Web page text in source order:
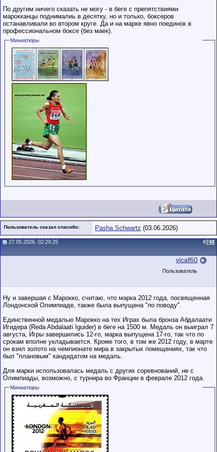
По другим ничего сказать не могу - в беге с препятствиями
марокканцы поднималиь в десятку, но и только, боксеров
останавливали во втором круге. Да и на марке явно поединок в
профессиональном боксе (без маек).
Миниатюры
Пользователь сказал cпасибо: Pasha Schwartz (03.06.2026)
27.05.2026, 02:29:25 #748
vicaf60
Пользователь
Ну и завершая с Марокко, считаю, что марка 2012 года, посвященная
Лондонской Олимпиаде, также была выпущена "по поводу".
Единственной медалью Марокко на тех Играх была бронза Абдалаати
Игидера (Reda Abdalaati Iguider) в беге на 1500 м. Медаль он выиграл 7
августа, Игры завершились 12-го, марка выпущена 17-го, так что по
срокам вполне укладывается. Кроме того, в том же 2012 году, в марте
он взял золото на чемпионате мира в закрытых помещениях, так что
был "плановым" кандидатом на медаль.
Для марки использовалась медаль с других соревнований, не с
Олимпиады, возможно, с турнира во Франции в феврале 2012 года.
Миниатюры